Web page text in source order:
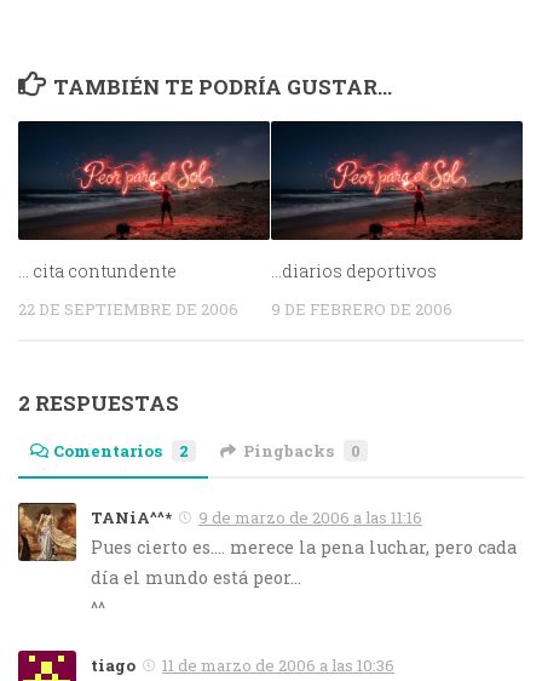
TAMBIÉN TE PODRÍA GUSTAR...
… cita contundente
22 DE SEPTIEMBRE DE 2006
…diarios deportivos
9 DE FEBRERO DE 2006
2 RESPUESTAS
Comentarios 2 Pingbacks 0
TANiA^^* 9 de marzo de 2006 a las 11:16
Pues cierto es…. merece la pena luchar, pero cada
día el mundo está peor…
^^
tiago 11 de marzo de 2006 a las 10:36